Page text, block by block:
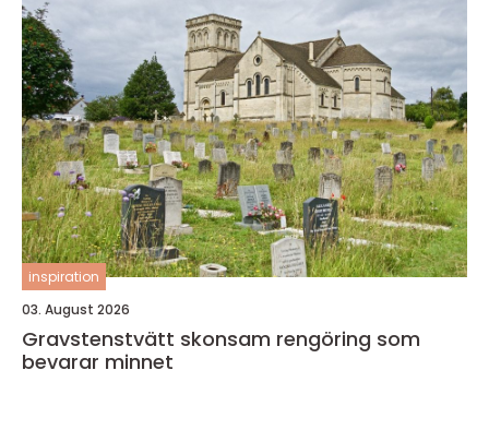
inspiration
03. August 2026
Gravstenstvätt skonsam rengöring som
bevarar minnet